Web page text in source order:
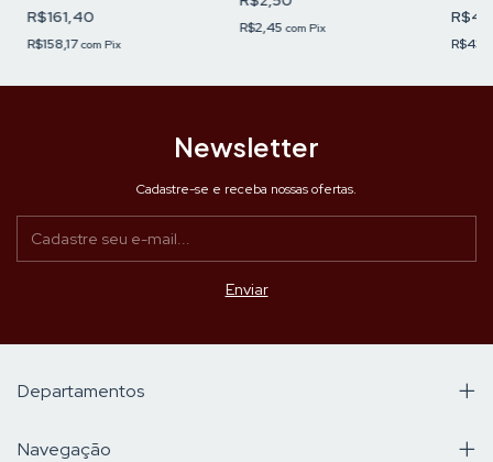
R$161,40
R$158,17com Pix
R$2,45com Pix
Newsletter
Cadastre-se e receba nossas ofertas.
Departamentos
Navegação